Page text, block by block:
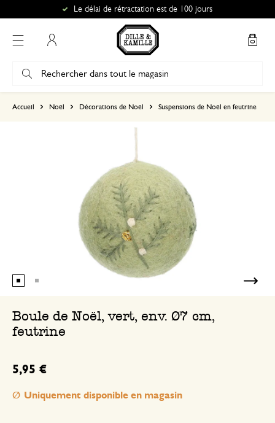
Le délai de rétractation est de 100 jours
Accueil Noël Décorations de Noël Suspensions de Noël en feutrine
Boule de Noël, vert, env. Ø7 cm,
feutrine
5,95 €
Uniquement disponible en magasin